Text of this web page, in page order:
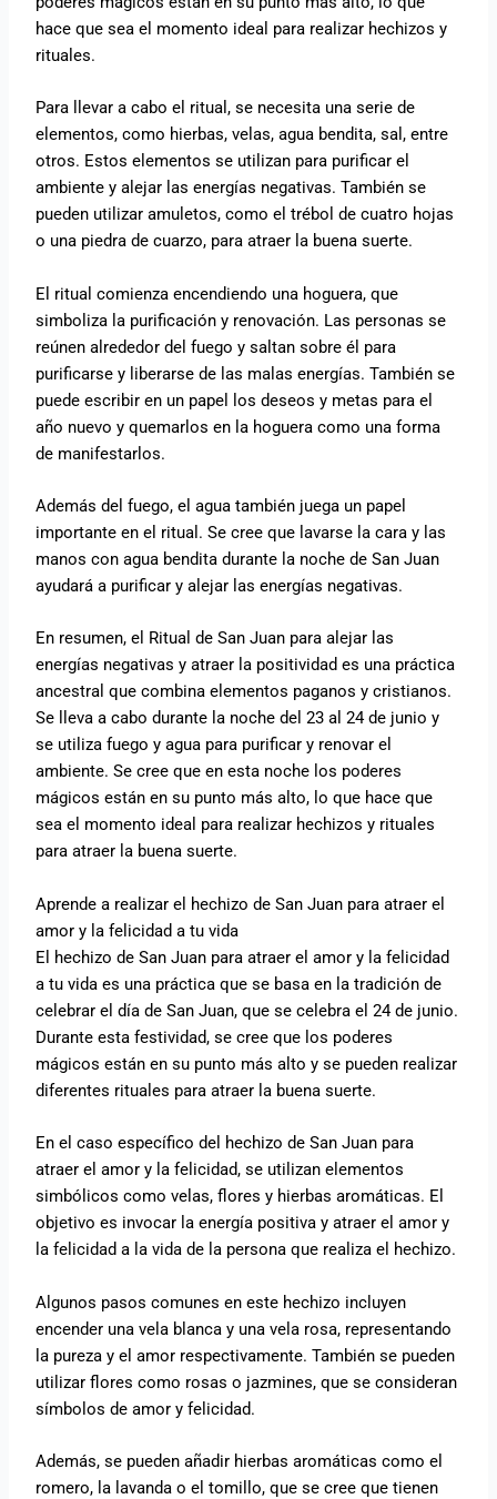
hace que sea el momento ideal para realizar hechizos y
rituales.
Para llevar a cabo el ritual, se necesita una serie de
elementos, como hierbas, velas, agua bendita, sal, entre
otros. Estos elementos se utilizan para purificar el
ambiente y alejar las energías negativas. También se
pueden utilizar amuletos, como el trébol de cuatro hojas
o una piedra de cuarzo, para atraer la buena suerte.
El ritual comienza encendiendo una hoguera, que
simboliza la purificación y renovación. Las personas se
reúnen alrededor del fuego y saltan sobre él para
purificarse y liberarse de las malas energías. También se
puede escribir en un papel los deseos y metas para el
año nuevo y quemarlos en la hoguera como una forma
de manifestarlos.
Además del fuego, el agua también juega un papel
importante en el ritual. Se cree que lavarse la cara y las
manos con agua bendita durante la noche de San Juan
ayudará a purificar y alejar las energías negativas.
En resumen, el Ritual de San Juan para alejar las
energías negativas y atraer la positividad es una práctica
ancestral que combina elementos paganos y cristianos.
Se lleva a cabo durante la noche del 23 al 24 de junio y
se utiliza fuego y agua para purificar y renovar el
ambiente. Se cree que en esta noche los poderes
mágicos están en su punto más alto, lo que hace que
sea el momento ideal para realizar hechizos y rituales
para atraer la buena suerte.
Aprende a realizar el hechizo de San Juan para atraer el
amor y la felicidad a tu vida
El hechizo de San Juan para atraer el amor y la felicidad
a tu vida es una práctica que se basa en la tradición de
celebrar el día de San Juan, que se celebra el 24 de junio.
Durante esta festividad, se cree que los poderes
mágicos están en su punto más alto y se pueden realizar
diferentes rituales para atraer la buena suerte.
En el caso específico del hechizo de San Juan para
atraer el amor y la felicidad, se utilizan elementos
simbólicos como velas, flores y hierbas aromáticas. El
objetivo es invocar la energía positiva y atraer el amor y
la felicidad a la vida de la persona que realiza el hechizo.
Algunos pasos comunes en este hechizo incluyen
encender una vela blanca y una vela rosa, representando
la pureza y el amor respectivamente. También se pueden
utilizar flores como rosas o jazmines, que se consideran
símbolos de amor y felicidad.
Además, se pueden añadir hierbas aromáticas como el
romero, la lavanda o el tomillo, que se cree que tienen